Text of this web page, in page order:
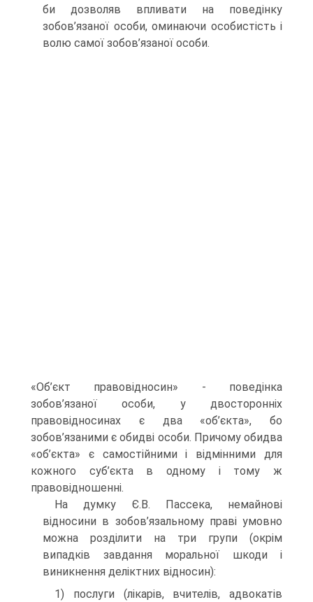
би дозволяв впливати на поведінку
зобов’язаної особи, оминаючи особистість і
волю самої зобов’язаної особи.
«Об’єкт правовідносин» - поведінка
зобов’язаної особи, у двосторонніх
правовідносинах є два «об’єкта», бо
зобов’язаними є обидві особи. Причому обидва
«об’єкта» є самостійними і відмінними для
кожного суб’єкта в одному і тому ж
правовідношенні.
На думку Є.В. Пассека, немайнові
відносини в зобов’язальному праві умовно
можна розділити на три групи (окрім
випадків завдання моральної шкоди і
виникнення деліктних відносин):
1) послуги (лікарів, вчителів, адвокатів